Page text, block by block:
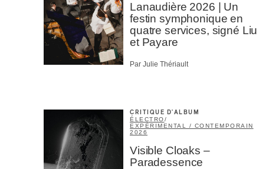
Lanaudière 2026 | Un
festin symphonique en
quatre services, signé Liu
et Payare
Par Julie Thériault
CRITIQUE D'ALBUM
ÉLECTRO/
EXPÉRIMENTAL / CONTEMPORAIN
2026
Visible Cloaks –
Paradessence